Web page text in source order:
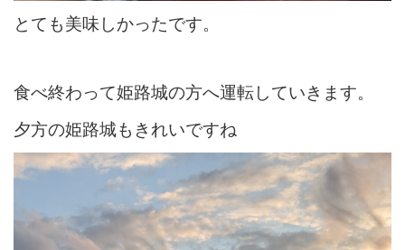
とても美味しかったです。
食べ終わって姫路城の方へ運転していきます。
夕方の姫路城もきれいですね